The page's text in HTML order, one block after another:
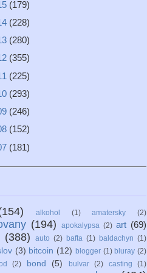
(179)
(228)
(280)
(355)
(225)
(293)
(246)
(152)
(181)
alkohol (1) amatersky (2)
(194) apokalypsa (2) art (69)
(388) auto (2) bafta (1) baldachyn (1)
(3) bitcoin (12) blogger (1) bluray (2)
(2) bond (5) bulvar (2) casting (1)